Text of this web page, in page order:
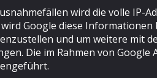
wird die volle IP-
Google diese
und um weitere mit
Die im Rahmen von